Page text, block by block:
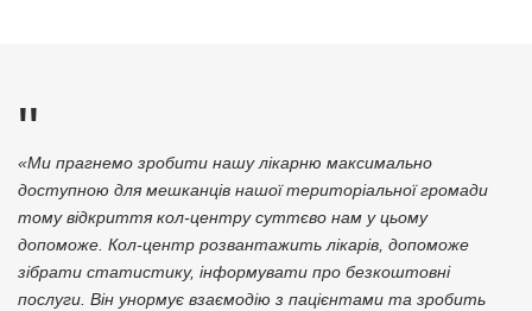
«Ми прагнемо зробити нашу лікарню максимально
доступною для мешканців нашої територіальної громади
тому відкриття кол-центру суттєво нам у цьому
допоможе. Кол-центр розвантажить лікарів, допоможе
зібрати статистику, інформувати про безкоштовні
послуги. Він унормує взаємодію з пацієнтами та зробить